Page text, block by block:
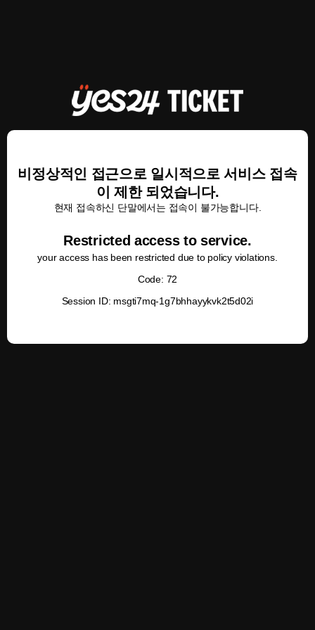
비정상적인 접근으로 일시적으로 서비스 접속
이 제한 되었습니다.
현재 접속하신 단말에서는 접속이 불가능합니다.
Restricted access to service.
your access has been restricted due to policy violations.
Code: 72
Session ID: msgti7mq-1g7bhhayykvk2t5d02i